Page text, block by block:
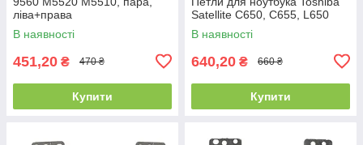
ліва+права
В наявності
451,20 ₴ 470 ₴
Купити
Satellite C650, C655, L650
В наявності
640,20 ₴ 660 ₴
Купити